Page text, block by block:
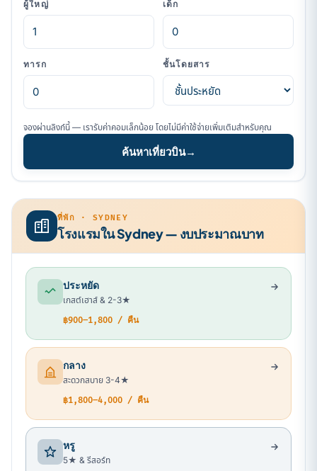
ผู้ใหญ่ เด็ก
ทารก ชั้นโดยสาร
จองผ่านลิงก์นี้ — เรารับค่าคอมเล็กน้อย โดยไม่มีค่าใช้จ่ายเพิ่มเติมสำหรับคุณ
ค้นหาเที่ยวบิน→
ที่พัก · SYDNEY
โรงแรมใน Sydney — งบประมาณบาท
ประหยัด
เกสต์เฮาส์ & 2-3★
฿900–1,800 / คืน
กลาง
สะดวกสบาย 3-4★
฿1,800–4,000 / คืน
หรู
5★ & รีสอร์ท